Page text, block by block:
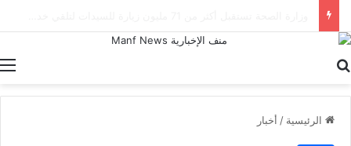
الرئيسية / أخبار